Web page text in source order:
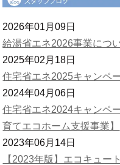
2026年01月09日
給湯省エネ2026事業につ
2025年02月18日
住宅省エネ2025キャンペ
2024年04月06日
住宅省エネ2024キャンペ
育てエコホーム支援事業】
2023年06月14日
【2023年版】エコキュー